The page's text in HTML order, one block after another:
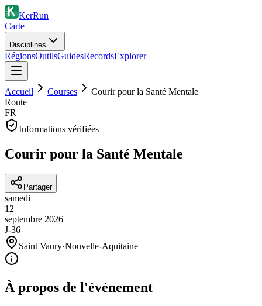
KerRun
Carte
Disciplines
RégionsOutilsGuidesRecordsExplorer
Accueil Courses
Courir pour la Santé Mentale
Route
FR
Informations vérifiées
Courir pour la Santé Mentale
Partager
samedi
12
septembre 2026
J-36
Saint Vaury·Nouvelle-Aquitaine
À propos de l'événement